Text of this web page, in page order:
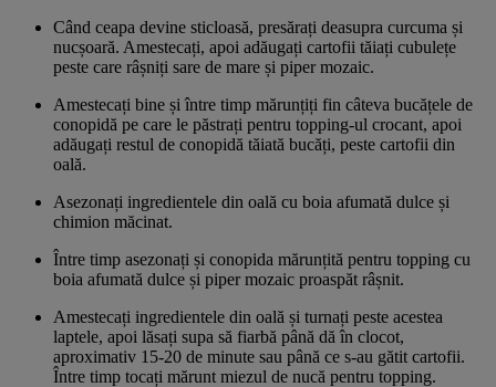
Când ceapa devine sticloasă, presărați deasupra curcuma și
nucșoară. Amestecați, apoi adăugați cartofii tăiați cubulețe
peste care râșniți sare de mare și piper mozaic.
Amestecați bine și între timp mărunțiți fin câteva bucățele de
conopidă pe care le păstrați pentru topping-ul crocant, apoi
adăugați restul de conopidă tăiată bucăți, peste cartofii din
oală.
Asezonați ingredientele din oală cu boia afumată dulce și
chimion măcinat.
Între timp asezonați și conopida mărunțită pentru topping cu
boia afumată dulce și piper mozaic proaspăt râșnit.
Amestecați ingredientele din oală și turnați peste acestea
laptele, apoi lăsați supa să fiarbă până dă în clocot,
aproximativ 15-20 de minute sau până ce s-au gătit cartofii.
Între timp tocați mărunt miezul de nucă pentru topping.